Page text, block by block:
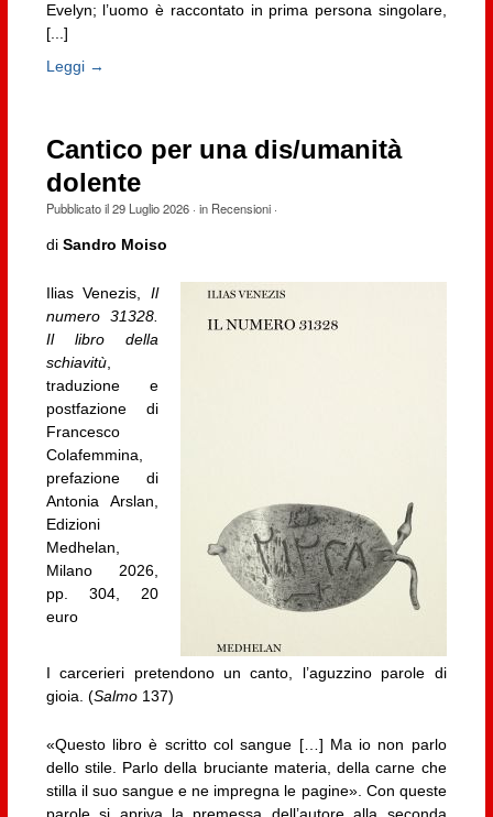
Evelyn; l’uomo è raccontato in prima persona singolare,
[...]
Leggi →
Cantico per una dis/umanità
dolente
Pubblicato il29 Luglio 2026· in Recensioni·
di Sandro Moiso
Ilias Venezis,Il
numero 31328.
Il libro della
schiavitù,
traduzione e
postfazione di
Francesco
Colafemmina,
prefazione di
Antonia Arslan,
Edizioni
Medhelan,
Milano 2026,
pp. 304, 20
euro
I carcerieri pretendono un canto, l’aguzzino parole di
gioia. (Salmo137)
«Questo libro è scritto col sangue […] Ma io non parlo
dello stile. Parlo della bruciante materia, della carne che
stilla il suo sangue e ne impregna le pagine». Con queste
parole si apriva la premessa dell’autore alla seconda